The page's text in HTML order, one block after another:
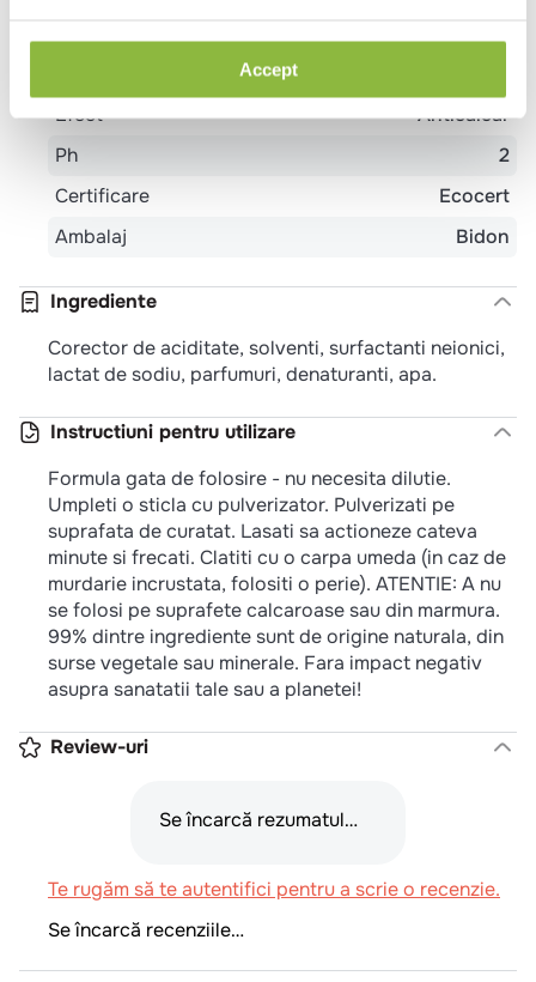
Accept
Efect
Anticalcar
Ph
2
Certificare
Ecocert
Ambalaj
Bidon
Ingrediente
Corector de aciditate, solventi, surfactanti neionici,
lactat de sodiu, parfumuri, denaturanti, apa.
Instructiuni pentru utilizare
Formula gata de folosire - nu necesita dilutie.
Umpleti o sticla cu pulverizator. Pulverizati pe
suprafata de curatat. Lasati sa actioneze cateva
minute si frecati. Clatiti cu o carpa umeda (in caz de
murdarie incrustata, folositi o perie). ATENTIE: A nu
se folosi pe suprafete calcaroase sau din marmura.
99% dintre ingrediente sunt de origine naturala, din
surse vegetale sau minerale. Fara impact negativ
asupra sanatatii tale sau a planetei!
Review-uri
Se încarcă rezumatul…
Te rugăm să te autentifici pentru a scrie o recenzie.
Se încarcă recenziile…